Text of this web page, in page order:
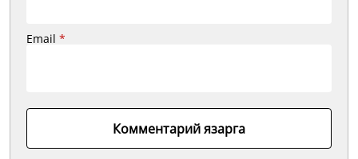
Email *
Комментарий язарга